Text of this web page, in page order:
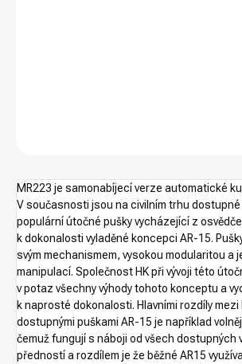
MR223 je samonabíjecí verze automatické
V současnosti jsou na civilním trhu dostupné
populární útočné pušky vycházející z
k dokonalosti vyladěné koncepci AR-15.
svým mechanismem, vysokou modularitou a
manipulací. Společnost HK při vývoji této
v potaz všechny výhody tohoto konceptu a
k naprosté dokonalosti. Hlavními rozdíly mezi
dostupnými puškami AR-15 je například
čemuž fungují s náboji od všech dostupných
předností a rozdílem je že běžné AR15